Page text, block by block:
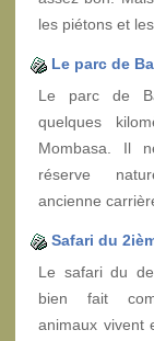
les piétons et
Le parc de
Le parc de
quelques
Mombasa. Il
réserve
ancienne
Safari du
Le safari du
bien fait
animaux vivent